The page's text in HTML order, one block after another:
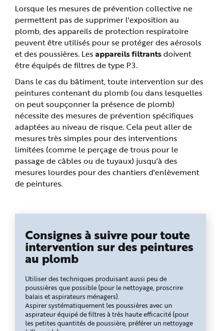
Lorsque les mesures de prévention collective ne
permettent pas de supprimer l'exposition au
plomb, des appareils de protection respiratoire
peuvent être utilisés pour se protéger des aérosols
et des poussières. Lesappareils filtrantsdoivent
être équipés de filtres de type P3.
Dans le cas du bâtiment, toute intervention sur des
peintures contenant du plomb (ou dans lesquelles
on peut soupçonner la présence de plomb)
nécessite des mesures de prévention spécifiques
adaptées au niveau de risque. Cela peut aller de
mesures très simples pour des interventions
limitées (comme le perçage de trous pour le
passage de câbles ou de tuyaux) jusqu'à des
mesures lourdes pour des chantiers d'enlèvement
de peintures.
Consignes à suivre pour toute
intervention sur des peintures
au plomb
Utiliser des techniques produisant aussi peu de
poussières que possible (pour le nettoyage, proscrire
balais et aspirateurs ménagers).
Aspirer systématiquement les poussières avec un
aspirateur équipé de filtres à très haute efficacité (pour
les petites quantités de poussière, préférer un nettoyage